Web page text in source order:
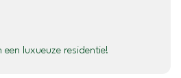
luxueuze residentie!